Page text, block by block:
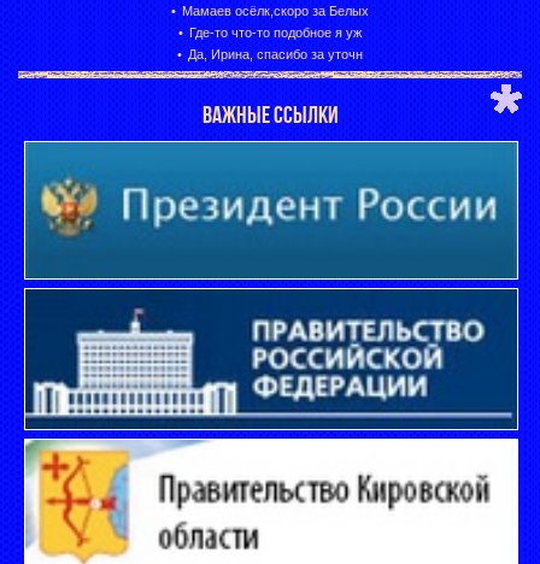
Мамаев осёлк,скоро за Белых
Где-то что-то подобное я уж
Да, Ирина, спасибо за уточн
ВАЖНЫЕ ССЫЛКИ